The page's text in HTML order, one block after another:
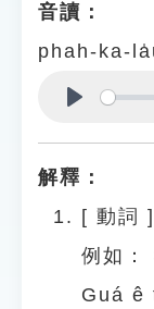
遊戲專區
貓頭鷹博士
音讀：
phah-ka-
解釋：
[ 動詞 ]
例如：
Guá ê